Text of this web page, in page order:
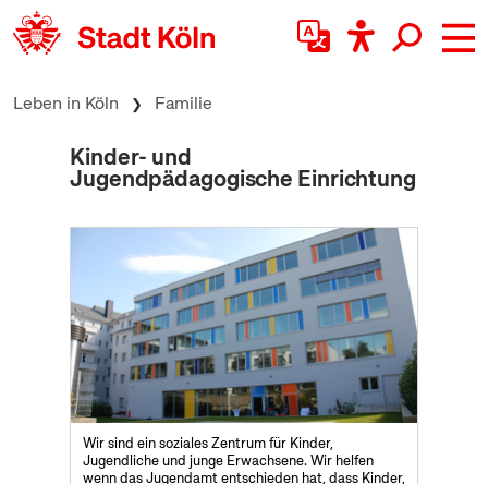
zum Inhalt springen
Leben in Köln Familie
Kinder- und
Jugendpädagogische Einrichtung
Wir sind ein soziales Zentrum für Kinder,
Jugendliche und junge Erwachsene. Wir helfen
wenn das Jugendamt entschieden hat, dass Kinder,